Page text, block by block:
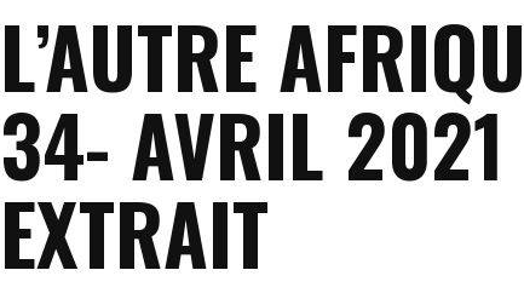
L’AUTRE
34- AVRIL 2021
EXTRAIT